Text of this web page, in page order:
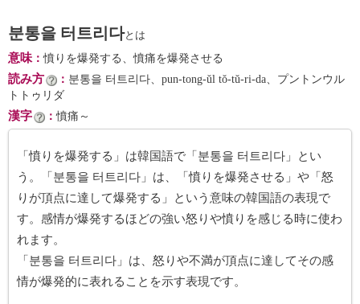
분통을 터트리다とは
意味：憤りを爆発する、憤痛を爆発させる
読み方 ： 분통을 터트리다、pun-tong-ŭl tŏ-tŭ-ri-da、プントンウル
トトゥリダ
漢字 ：憤痛～
「憤りを爆発する」は韓国語で「분통을 터트리다」とい
う。「분통을 터트리다」は、「憤りを爆発させる」や「怒
りが頂点に達して爆発する」という意味の韓国語の表現で
す。感情が爆発するほどの強い怒りや憤りを感じる時に使わ
れます。
「분통을 터트리다」は、怒りや不満が頂点に達してその感
情が爆発的に表れることを示す表現です。